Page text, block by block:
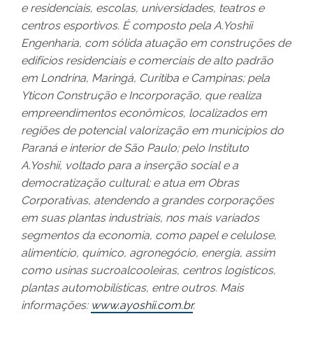
e residenciais, escolas, universidades, teatros e
centros esportivos. É composto pela A.Yoshii
Engenharia, com sólida atuação em construções de
edifícios residenciais e comerciais de alto padrão
em Londrina, Maringá, Curitiba e Campinas; pela
Yticon Construção e Incorporação, que realiza
empreendimentos econômicos, localizados em
regiões de potencial valorização em municípios do
Paraná e interior de São Paulo; pelo Instituto
A.Yoshii, voltado para a inserção social e a
democratização cultural; e atua em Obras
Corporativas, atendendo a grandes corporações
em suas plantas industriais, nos mais variados
segmentos da economia, como papel e celulose,
alimentício, químico, agronegócio, energia, assim
como usinas sucroalcooleiras, centros logísticos,
plantas automobilísticas, entre outros. Mais
informações: www.ayoshii.com.br.